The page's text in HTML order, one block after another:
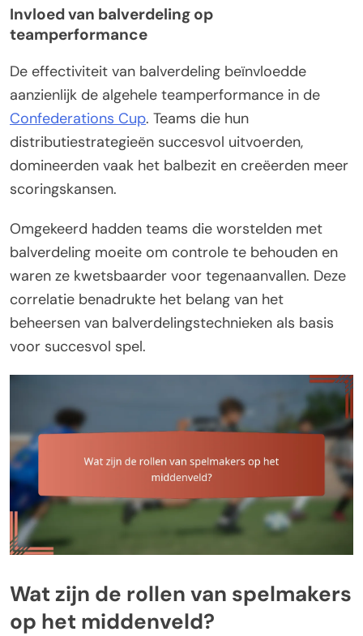
Invloed van balverdeling op
teamperformance
De effectiviteit van balverdeling beïnvloedde
aanzienlijk de algehele teamperformance in de
Confederations Cup. Teams die hun
distributiestrategieën succesvol uitvoerden,
domineerden vaak het balbezit en creëerden meer
scoringskansen.
Omgekeerd hadden teams die worstelden met
balverdeling moeite om controle te behouden en
waren ze kwetsbaarder voor tegenaanvallen. Deze
correlatie benadrukte het belang van het
beheersen van balverdelingstechnieken als basis
voor succesvol spel.
Wat zijn de rollen van spelmakers
op het middenveld?